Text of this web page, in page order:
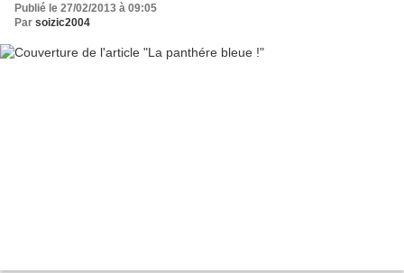
Publié le 27/02/2013 à 09:05
Par soizic2004